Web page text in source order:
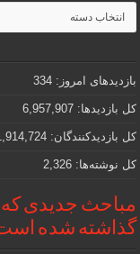
مطالب
جذاب
و
که
دنبالش
هستید
بازدیدهای امروز: 334
کل بازدیدها: 6,957,907
کل بازدیدکنند‌گان:
کل نوشته‌ها: 2,326
مباحث جدیدی که
گذاشته شده